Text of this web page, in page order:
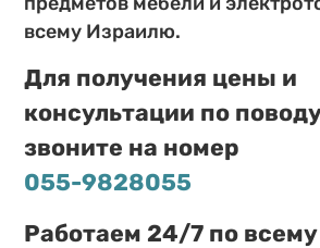
всему Израилю.
Для получения цены и
консультации по
звоните на номер
055-9828055
Работаем 24/7 по